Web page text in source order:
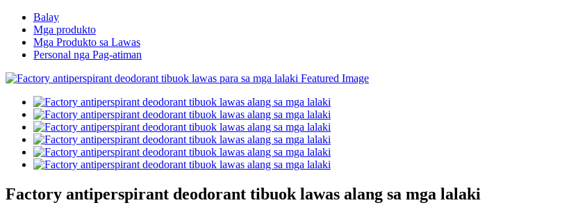
Balay
Mga produkto
Mga Produkto sa Lawas
Personal nga Pag-atiman
Factory antiperspirant deodorant tibuok lawas alang sa mga lalaki